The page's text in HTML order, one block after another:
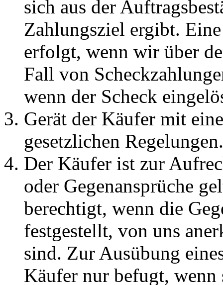
sich aus der
Zahlungsziel ergibt.
erfolgt, wenn wir über
Fall von
wenn der Scheck
Gerät der Käufer mit
gesetzlichen Regelungen.
Der Käufer ist zur
oder Gegenansprüche
berechtigt, wenn die
festgestellt, von uns
sind. Zur Ausübung
Käufer nur befugt, wenn